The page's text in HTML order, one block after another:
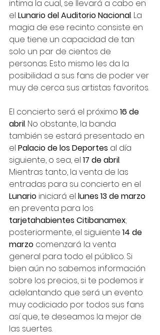
intima la cual, se llevará a cabo en
el Lunario del Auditorio Nacional. La
magia de ese recinto consiste en
que tiene un capacidad de tan
solo un par de cientos de
personas. Esto mismo les da la
posibilidad a sus fans de poder ver
muy de cerca sus artistas favoritos.
El concierto será el próximo 16 de
abril. No obstante, la banda
también se estará presentado en
el Palacio de los Deportes al día
siguiente, o sea, el 17 de abril.
Mientras tanto, la venta de las
entradas para su concierto en el
Lunario iniciará el lunes 13 de marzo
en preventa para los
tarjetahabientes Citibanamex;
posteriormente, el siguiente 14 de
marzo comenzará la venta
general para todo el público. Si
bien aún no sabemos información
sobre los precios, si te podemos ir
adelantando que será un evento
muy codiciado por todos sus fans
así que, te deseamos la mejor de
las suertes.